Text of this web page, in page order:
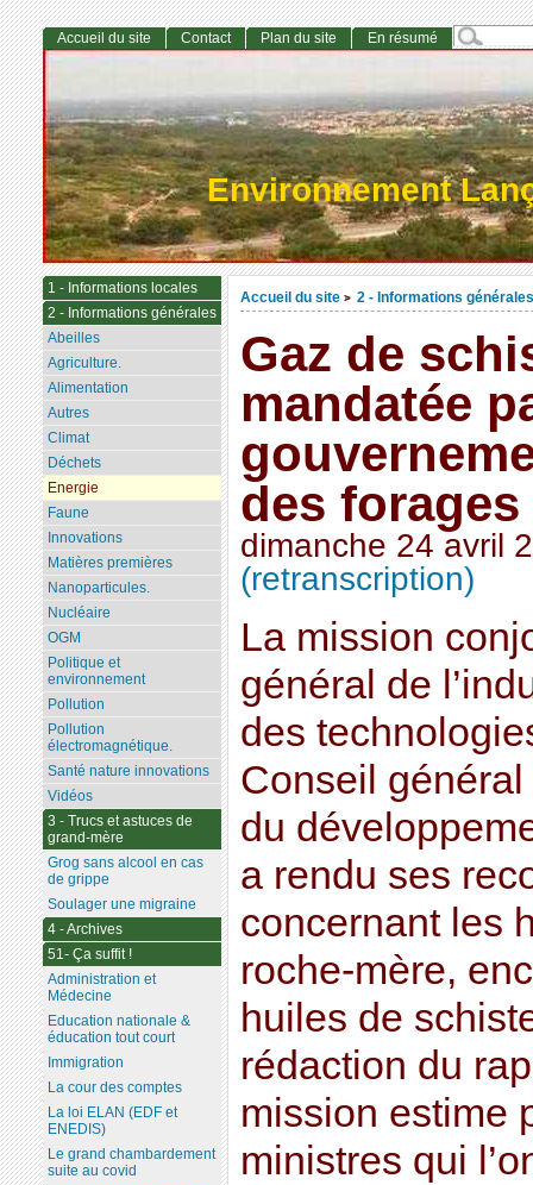
Environnement
Accueil du site > 2 - Informations générales
Gaz de
mandatée
des forages
dimanche 24 avril
(retranscription)
La mission
général de
des
Conseil général
du
a rendu ses
concernant les
roche-mère,
huiles de
rédaction du
mission estime
ministres qui
Accueil du site Contact Plan du site En résumé
1 - Informations locales
2 - Informations générales
Abeilles
Agriculture.
Alimentation
Autres
Climat
Déchets
Energie
Faune
Innovations
Matières premières
Nanoparticules.
Nucléaire
OGM
Politique et
environnement
Pollution
Pollution
électromagnétique.
Santé nature innovations
Vidéos
3 - Trucs et astuces de
grand-mère
Grog sans alcool en cas
de grippe
Soulager une migraine
4 - Archives
51- Ça suffit !
Administration et
Médecine
Education nationale &
éducation tout court
Immigration
La cour des comptes
La loi ELAN (EDF et
ENEDIS)
Le grand chambardement
suite au covid